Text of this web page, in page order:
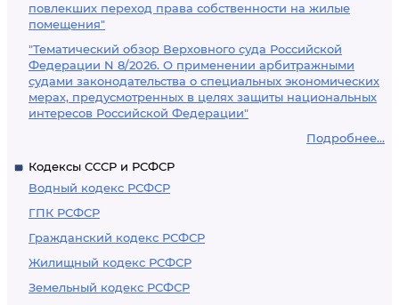
повлекших переход права собственности на жилые
помещения"
"Тематический обзор Верховного суда Российской
Федерации N 8/2026. О применении арбитражными
судами законодательства о специальных экономических
мерах, предусмотренных в целях защиты национальных
интересов Российской Федерации"
Подробнее...
Кодексы СССР и РСФСР
Водный кодекс РСФСР
ГПК РСФСР
Гражданский кодекс РСФСР
Жилищный кодекс РСФСР
Земельный кодекс РСФСР